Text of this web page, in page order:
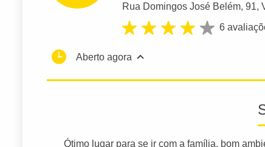
Rua Domingos José Belém, 91,
6
Aberto agora
Ótimo lugar para se ir com a família, bom